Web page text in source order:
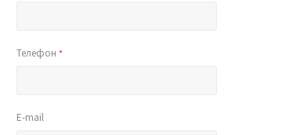
Телефон *
E-mail